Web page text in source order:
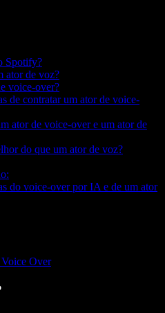
Spotify?
ator de voz?
voice-over?
de contratar um ator de voice-
ator de voice-over e um ator de
do que um ator de voz?
do voice-over por IA e de um ator
Over